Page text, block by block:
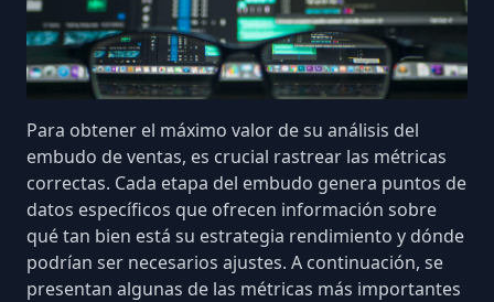
Para obtener el máximo valor de su análisis del
embudo de ventas, es crucial rastrear las métricas
correctas. Cada etapa del embudo genera puntos de
datos específicos que ofrecen información sobre
qué tan bien está su estrategia rendimiento y dónde
podrían ser necesarios ajustes. A continuación, se
presentan algunas de las métricas más importantes